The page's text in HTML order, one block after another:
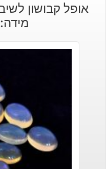
מידה: 6*8 מ"מ